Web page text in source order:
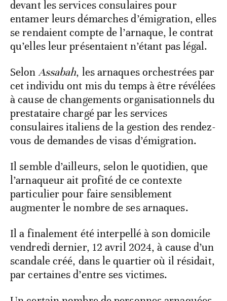
devant les services consulaires pour
entamer leurs démarches d’émigration, elles
se rendaient compte de l’arnaque, le contrat
qu’elles leur présentaient n’étant pas légal.
SelonAssabah, les arnaques orchestrées par
cet individu ont mis du temps à être révélées
à cause de changements organisationnels du
prestataire chargé par les services
consulaires italiens de la gestion des rendez-
vous de demandes de visas d’émigration.
Il semble d’ailleurs, selon le quotidien, que
l’arnaqueur ait profité de ce contexte
particulier pour faire sensiblement
augmenter le nombre de ses arnaques.
Il a finalement été interpellé à son domicile
vendredi dernier, 12 avril 2024, à cause d’un
scandale créé, dans le quartier où il résidait,
par certaines d’entre ses victimes.